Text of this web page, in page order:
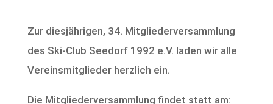
Zur diesjährigen, 34. Mitgliederversammlung
des Ski-Club Seedorf 1992 e.V. laden wir alle
Vereinsmitglieder herzlich ein.
Die Mitgliederversammlung findet statt am: